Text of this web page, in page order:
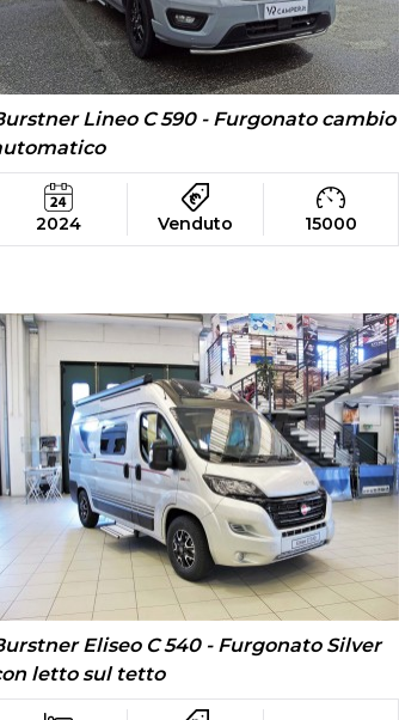
Lineo C 590 - Furgonato cambio
2024 Venduto 15000
Eliseo C 540 - Furgonato Silver
letto sul tetto